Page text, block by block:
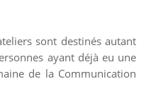
sont destinés autant
ayant déjà eu une
de la Communication